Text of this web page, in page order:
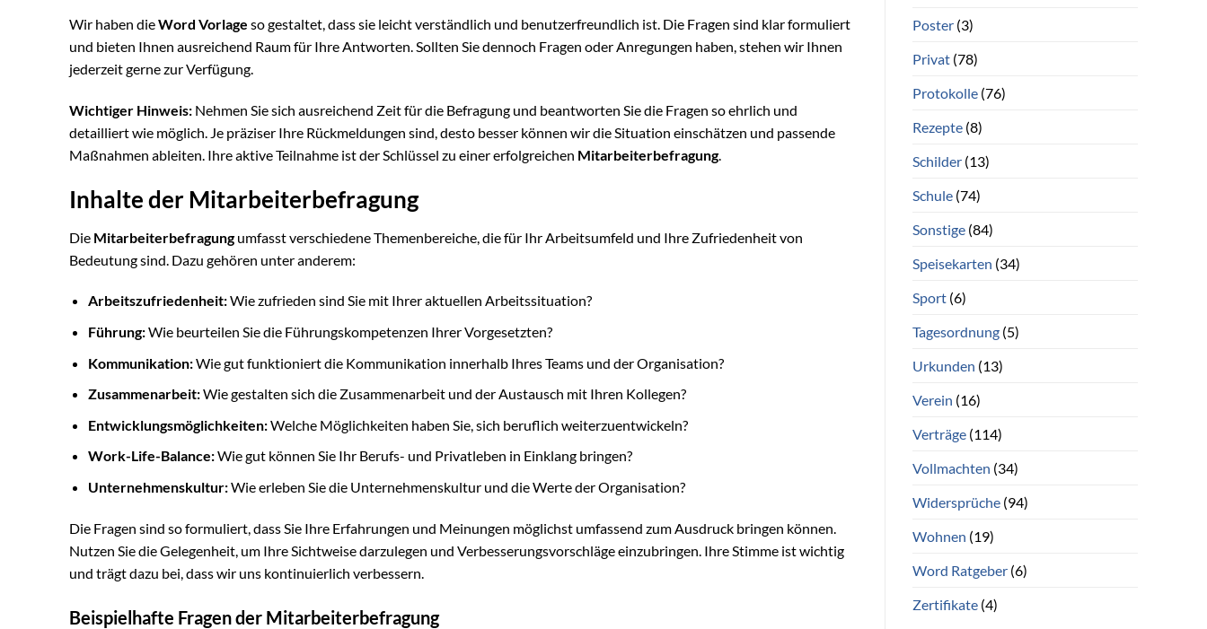
Wir haben dieWord Vorlage so gestaltet, dass sie leicht verständlich und benutzerfreundlich ist. Die Fragen sind klar formuliert
und bieten Ihnen ausreichend Raum für Ihre Antworten. Sollten Sie dennoch Fragen oder Anregungen haben, stehen wir Ihnen
jederzeit gerne zur Verfügung.
Wichtiger Hinweis: Nehmen Sie sich ausreichend Zeit für die Befragung und beantworten Sie die Fragen so ehrlich und
detailliert wie möglich. Je präziser Ihre Rückmeldungen sind, desto besser können wir die Situation einschätzen und passende
Maßnahmen ableiten. Ihre aktive Teilnahme ist der Schlüssel zu einer erfolgreichen Mitarbeiterbefragung.
Inhalte der Mitarbeiterbefragung
Die Mitarbeiterbefragungumfasst verschiedene Themenbereiche, die für Ihr Arbeitsumfeld und Ihre Zufriedenheit von
Bedeutung sind. Dazu gehören unter anderem:
Arbeitszufriedenheit:Wie zufrieden sind Sie mit Ihrer aktuellen Arbeitssituation?
Führung:Wie beurteilen Sie die Führungskompetenzen Ihrer Vorgesetzten?
Kommunikation:Wie gut funktioniert die Kommunikation innerhalb Ihres Teams und der Organisation?
Zusammenarbeit:Wie gestalten sich die Zusammenarbeit und der Austausch mit Ihren Kollegen?
Entwicklungsmöglichkeiten:Welche Möglichkeiten haben Sie, sich beruflich weiterzuentwickeln?
Work-Life-Balance:Wie gut können Sie Ihr Berufs- und Privatleben in Einklang bringen?
Unternehmenskultur:Wie erleben Sie die Unternehmenskultur und die Werte der Organisation?
Die Fragen sind so formuliert, dass Sie Ihre Erfahrungen und Meinungen möglichst umfassend zum Ausdruck bringen können.
Nutzen Sie die Gelegenheit, um Ihre Sichtweise darzulegen und Verbesserungsvorschläge einzubringen. Ihre Stimme ist wichtig
und trägt dazu bei, dass wir uns kontinuierlich verbessern.
Beispielhafte Fragen der Mitarbeiterbefragung
Poster(3)
Privat(78)
Protokolle(76)
Rezepte(8)
Schilder(13)
Schule(74)
Sonstige(84)
Speisekarten (34)
Sport(6)
Tagesordnung(5)
Urkunden (13)
Verein (16)
Verträge(114)
Vollmachten (34)
Widersprüche(94)
Wohnen (19)
Word Ratgeber(6)
Zertifikate(4)